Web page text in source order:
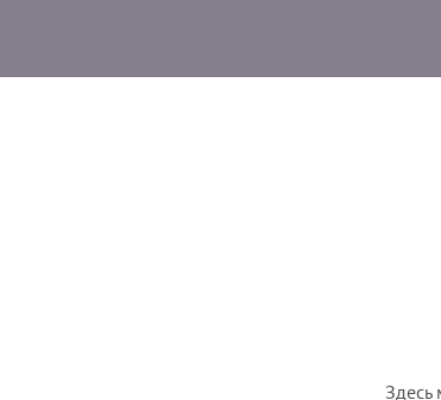
Здесь